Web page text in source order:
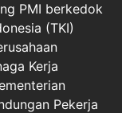
PMI berkedok
(TKI)
Kerja
Pekerja